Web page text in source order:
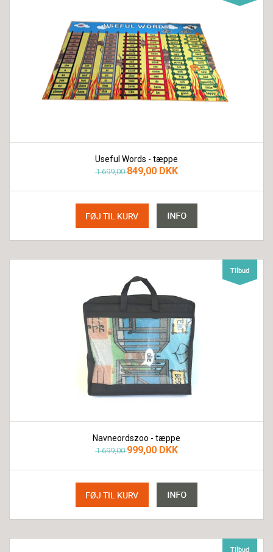
Useful Words - tæppe
1.699,00849,00 DKK
Navneordszoo - tæppe
1.699,00999,00 DKK